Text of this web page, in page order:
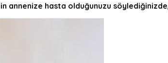
annenize hasta olduğunuzu